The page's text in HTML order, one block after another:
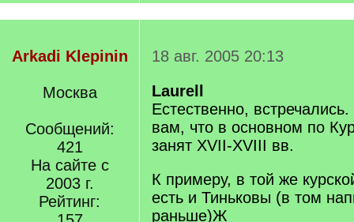
Arkadi Klepinin
Москва
Сообщений:
421
На сайте с
2003 г.
Рейтинг:
18 авг. 2005 20:13
Laurell
Естественно,
вам, что в основном по
занят XVII-XVIII вв.
К примеру, в той же
есть и Тиньковы (в том
раньше)Ж